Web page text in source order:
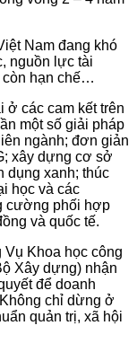
Nam đang khó
nguồn lực tài
còn hạn chế…
ở các cam kết trên
một số giải pháp
ngành; đơn giản
xây dựng cơ sở
dụng xanh; thúc
học và các
cường phối hợp
và quốc tế.
Khoa học công
Xây dựng) nhận
để doanh
chỉ dừng ở
quản trị, xã hội